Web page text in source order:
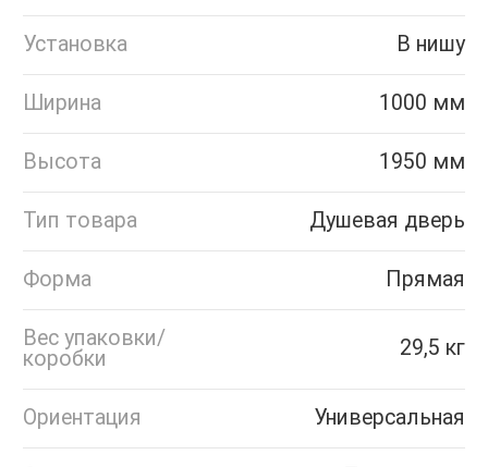
Установка В нишу
Ширина 1000 мм
Высота 1950 мм
Тип товара Душевая дверь
Форма Прямая
Вес упаковки/
коробки
29,5 кг
Ориентация Универсальная